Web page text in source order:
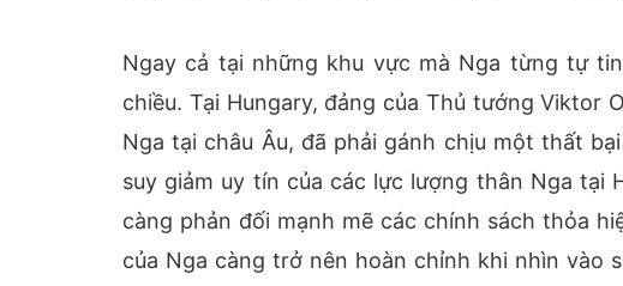
Ngay cả tại những khu vực mà Nga từng tự
chiều. Tại Hungary, đảng của Thủ tướng Viktor
Nga tại châu Âu, đã phải gánh chịu một thất
suy giảm uy tín của các lực lượng thân Nga tại
càng phản đối mạnh mẽ các chính sách thỏa
của Nga càng trở nên hoàn chỉnh khi nhìn vào